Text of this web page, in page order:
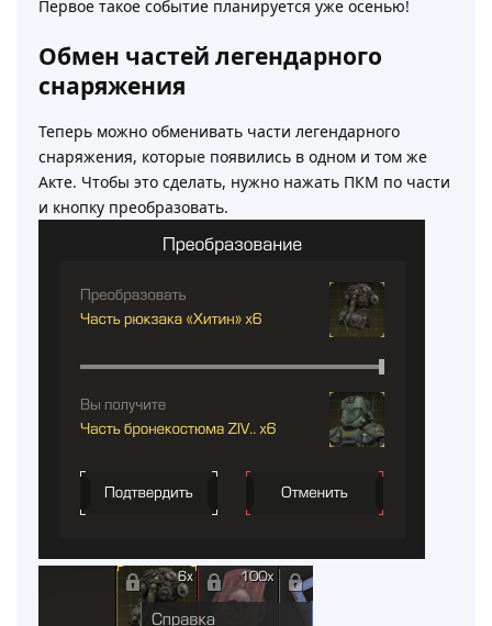
Первое такое событие планируется уже осенью!
Обмен частей легендарного
снаряжения
Теперь можно обменивать части легендарного
снаряжения, которые появились в одном и том же
Акте. Чтобы это сделать, нужно нажать ПКМ по части
и кнопку преобразовать.